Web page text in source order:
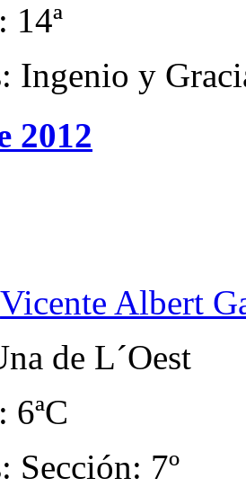
14ª
Ingenio y
2012
Vicente Albert
de L´Oest
6ªC
Sección: 7º